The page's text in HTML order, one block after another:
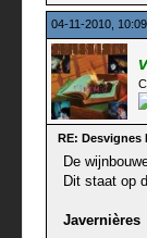
04-11-2010,
RE: Desvignes
De
Dit staat op
Javernières